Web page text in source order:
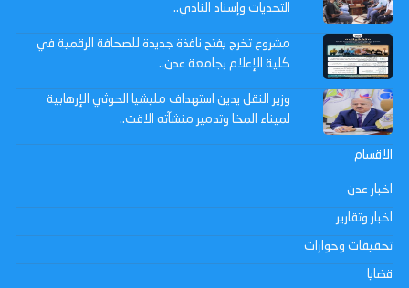
التحديات وإسناد النادي..
مشروع تخرج يفتح نافذة جديدة للصحافة الرقمية في
كلية الإعلام بجامعة عدن..
وزير النقل يدين استهداف مليشيا الحوثي الإرهابية
لميناء المخا وتدمير منشآته الاقت..
الاقسام
اخبار عدن
اخبار وتقارير
تحقيقات وحوارات
قضايا